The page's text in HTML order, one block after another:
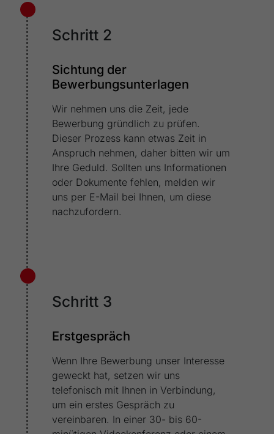
Schritt 2
Sichtung der
Bewerbungsunterlagen
Wir nehmen uns die Zeit, jede
Bewerbung gründlich zu prüfen.
Dieser Prozess kann etwas Zeit in
Anspruch nehmen, daher bitten wir um
Ihre Geduld. Sollten uns Informationen
oder Dokumente fehlen, melden wir
uns per E-Mail bei Ihnen, um diese
nachzufordern.
Schritt 3
Erstgespräch
Wenn Ihre Bewerbung unser Interesse
geweckt hat, setzen wir uns
telefonisch mit Ihnen in Verbindung,
um ein erstes Gespräch zu
vereinbaren. In einer 30- bis 60-